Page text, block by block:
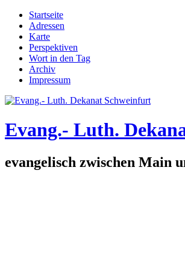
Direkt zum Inhalt
Hauptmenü
Startseite
Adressen
Karte
Perspektiven
Wort in den Tag
Archiv
Impressum
Evang.- Luth.
evangelisch zwischen Main